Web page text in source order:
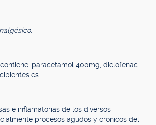
paracetamol 400mg, diclofenac
cs.
e inflamatorias de los diversos
procesos agudos y crónicos del